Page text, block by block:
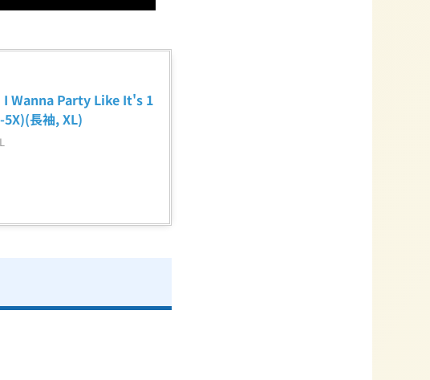
I Wanna Party Like It's 1
長袖, XL)